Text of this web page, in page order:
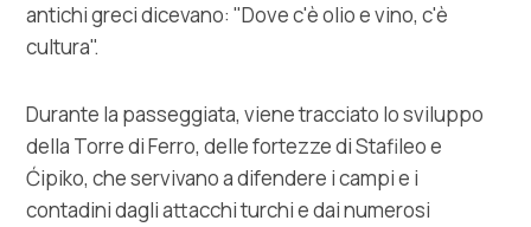
antichi greci dicevano: "Dove c'è olio e vino, c'è
cultura".
Durante la passeggiata, viene tracciato lo sviluppo
della Torre di Ferro, delle fortezze di Stafileo e
Ćipiko, che servivano a difendere i campi e i
contadini dagli attacchi turchi e dai numerosi